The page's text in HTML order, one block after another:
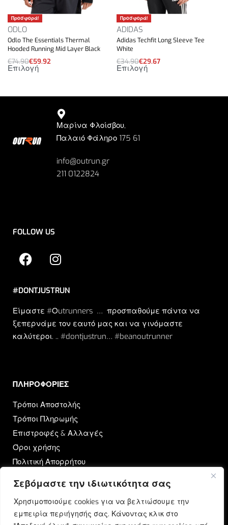
Σεβόμαστε την ιδιωτικότητα σας
Χρησιμοποιούμε cookies για να βελτιώσουμε την
εμπειρία περιήγησής σας. Κάνοντας κλικ στο
Προσφορά!
ODLO
Odlo The Essentials Thermal
Hooded Running Mid Layer Black
€74.90€59.92
Επιλογή
Προσφορά!
ADIDAS
Adidas Techfit Long Sleeve Tee
White
€34.90€29.67
Επιλογή
Μαρίνα Φλοίσβου,
Παλαιό Φάληρο 175 61
info@outrun.gr
211 0122824
FOLLOW US
#DONTJUSTRUN
Είμαστε #Οutrunners … προσπαθούμε πάντα να
ξεπερνάμε τον εαυτό μας και να γινόμαστε
καλύτεροι. .. #dontjustrun… #beanoutrunner
ΠΛΗΡΟΦΟΡΙΕΣ​
Τρόποι Αποστολής
Τρόποι Πληρωμής
Επιστροφές & Αλλαγές
Όροι χρήσης
Πολιτική Απορρήτου
OUTRUN
Ποιοι Είμαστε
Επικοινωνία